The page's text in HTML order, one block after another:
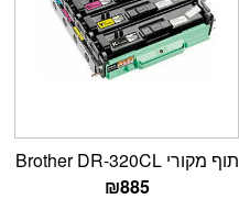
תוף מקורי Brother DR-320CL
₪885